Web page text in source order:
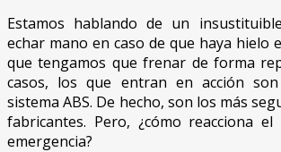
Estamos hablando de un
echar mano en caso de que haya hielo
que tengamos que frenar de forma
casos, los que entran en acción
sistema ABS. De hecho, son los más
fabricantes. Pero, ¿cómo reacciona
emergencia?